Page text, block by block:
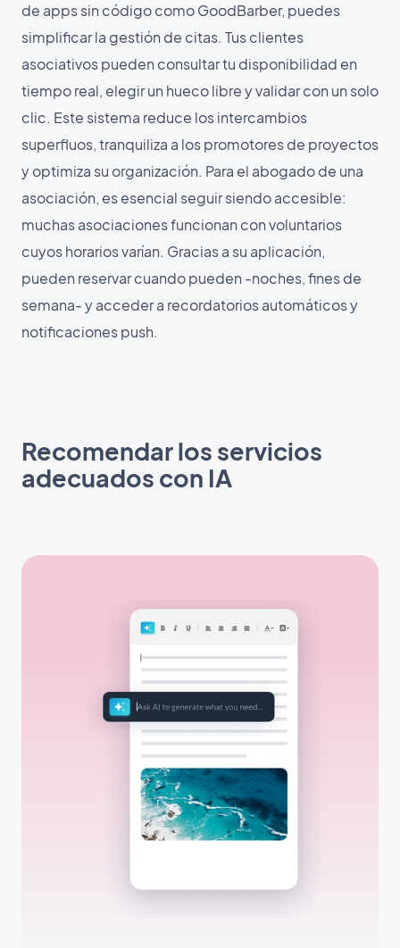
de apps sin código como GoodBarber, puedes
simplificar la gestión de citas. Tus clientes
asociativos pueden consultar tu disponibilidad en
tiempo real, elegir un hueco libre y validar con un solo
clic. Este sistema reduce los intercambios
superfluos, tranquiliza a los promotores de proyectos
y optimiza su organización. Para el abogado de una
asociación, es esencial seguir siendo accesible:
muchas asociaciones funcionan con voluntarios
cuyos horarios varían. Gracias a su aplicación,
pueden reservar cuando pueden -noches, fines de
semana- y acceder a recordatorios automáticos y
notificaciones push.
Recomendar los servicios
adecuados con IA